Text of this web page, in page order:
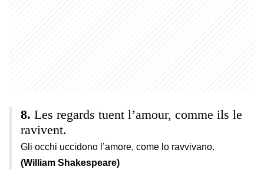
Les regards tuent l’amour, comme ils le
ravivent.
Gli occhi uccidono l’amore, come lo ravvivano.
(William Shakespeare)